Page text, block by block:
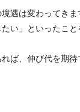
遇は変わってきま
い」といったこ
ば、伸び代を期